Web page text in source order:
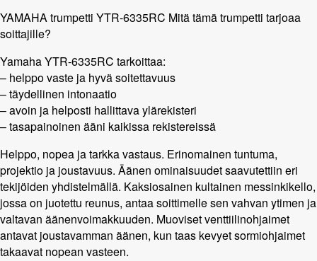
YAMAHA trumpetti YTR-6335RC Mitä tämä trumpetti tarjoaa
soittajille?
Yamaha YTR-6335RC tarkoittaa:
– helppo vaste ja hyvä soitettavuus
– täydellinen intonaatio
– avoin ja helposti hallittava ylärekisteri
– tasapainoinen ääni kaikissa rekistereissä
Helppo, nopea ja tarkka vastaus. Erinomainen tuntuma,
projektio ja joustavuus. Äänen ominaisuudet saavutettiin eri
tekijöiden yhdistelmällä. Kaksiosainen kultainen messinkikello,
jossa on juotettu reunus, antaa soittimelle sen vahvan ytimen ja
valtavan äänenvoimakkuuden. Muoviset venttiilinohjaimet
antavat joustavamman äänen, kun taas kevyet sormiohjaimet
takaavat nopean vasteen.